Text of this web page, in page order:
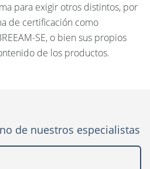
para exigir otros distintos, por
de certificación como
SE, o bien sus propios
de los productos.
de nuestros especialistas